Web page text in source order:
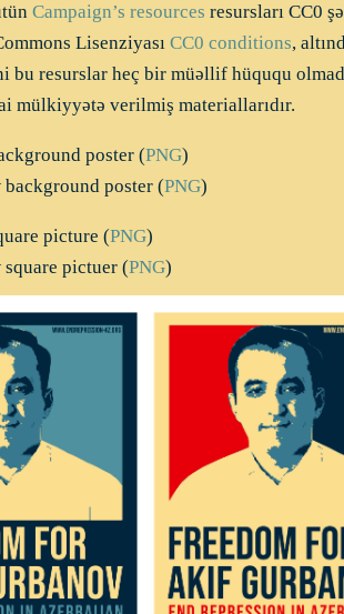
Campaign’s resources resursları CC0
Lisenziyası CC0 conditions,
bu resurslar heç bir müəllif hüququ
mülkiyyətə verilmiş materiallarıdır.
poster (PNG)
poster (PNG)
picture (PNG)
pictuer (PNG)